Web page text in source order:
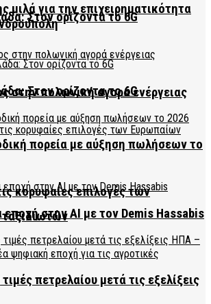
Στον ορίζοντα το 6G
στην πολωνική αγορά ενέργειας
κορυφαίες επιλογές των
μιλά για την επιχειρηματικότητα
Στον ορίζοντα το 6G
πορεία με αύξηση πωλήσεων το
στην AI με τον Demis Hassabis
πετρελαίου μετά τις εξελίξεις